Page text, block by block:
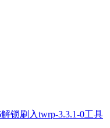
锁刷入twrp-3.3.1-0工具